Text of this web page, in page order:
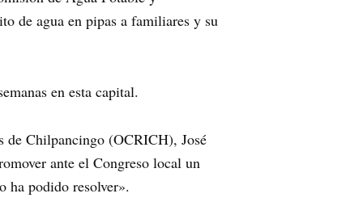
de agua en pipas a familiares y su
en esta capital.
de Chilpancingo (OCRICH), José
ante el Congreso local un
ha podido resolver».